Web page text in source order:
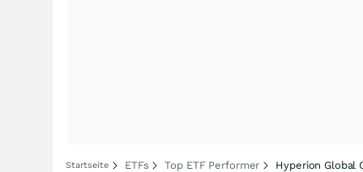
Startseite ETFs Top ETF Performer Hyperion Global